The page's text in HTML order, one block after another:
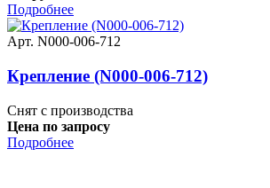
Подробнее
Арт. N000-006-712
Крепление (N000-006-712)
Снят с производства
Цена по запросу
Подробнее